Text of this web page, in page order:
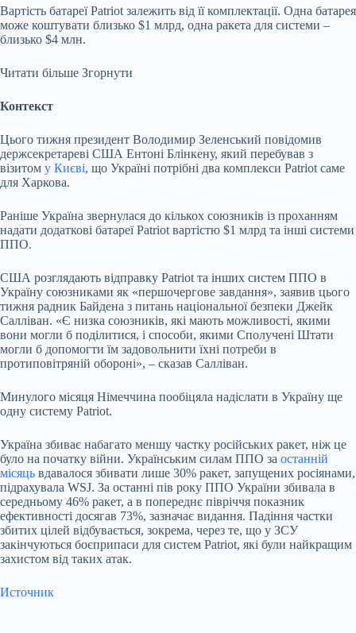
Вартість батареї Patriot залежить від її комплектації. Одна батарея
може коштувати близько $1 млрд, одна ракета для системи –
близько $4 млн.
Читати більше Згорнути
Контекст
Цього тижня президент Володимир Зеленський повідомив
держсекретареві США Ентоні Блінкену, який перебував з
візитом у Києві, що Україні потрібні два комплекси Patriot саме
для Харкова.
Раніше Україна звернулася до кількох союзників із проханням
надати додаткові батареї Patriot вартістю $1 млрд та інші системи
ППО.
США розглядають відправку Patriot та інших систем ППО в
Україну союзниками як «першочергове завдання», заявив цього
тижня радник Байдена з питань національної безпеки Джейк
Салліван. «Є низка союзників, які мають можливості, якими
вони могли б поділитися, і способи, якими Сполучені Штати
могли б допомогти їм задовольнити їхні потреби в
протиповітряній обороні», – сказав Салліван.
Минулого місяця Німеччина пообіцяла надіслати в Україну ще
одну систему Patriot.
Україна збиває набагато меншу частку російських ракет, ніж це
було на початку війни. Українським силам ППО за останній
місяць вдавалося збивати лише 30% ракет, запущених росіянами,
підрахувала WSJ. За останні пів року ППО України збивала в
середньому 46% ракет, а в попереднє півріччя показник
ефективності досягав 73%, зазначає видання. Падіння частки
збитих цілей відбувається, зокрема, через те, що у ЗСУ
закінчуються боєприпаси для систем Patriot, які були найкращим
захистом від таких атак.
Источник